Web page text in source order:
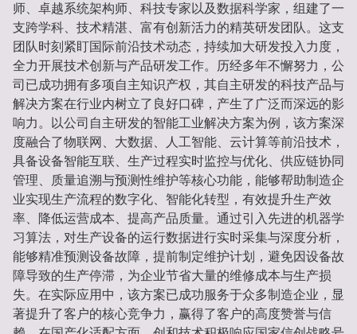
师、卓越系统架构师、科技专家以及数据科学家，组建了一
支跨学科、技术精湛、富有创新活力的精英研发团队。这支
团队时刻紧盯国际前沿技术动态，持续加大研发投入力度，
全力开展技术创新与产品研发工作。历经多年不懈努力，公
司已成功拥有多项自主知识产权，其自主研发的科技产品与
解决方案在行业内树立了良好口碑，产生了广泛而深远的影
响力。以公司自主研发的智能工业解决方案为例，该方案深
度融合了物联网、大数据、人工智能、云计算等前沿技术，
具备设备智能互联、生产过程实时监控与优化、供应链协同
管理、质量追溯与预测性维护等核心功能，能够帮助制造企
业实现生产流程的数字化、智能化转型，有效提升生产效
率、降低运营成本、提高产品质量。通过引入先进的机器学
习算法，对生产设备的运行数据进行实时采集与深度分析，
能够精准预测设备故障，提前制定维护计划，避免因设备故
障导致的生产停滞，为企业节省大量的维修成本与生产损
失。在实际应用中，该方案已成功服务于众多制造企业，显
著提升了客户的核心竞争力，赢得了客户的高度赞誉与信